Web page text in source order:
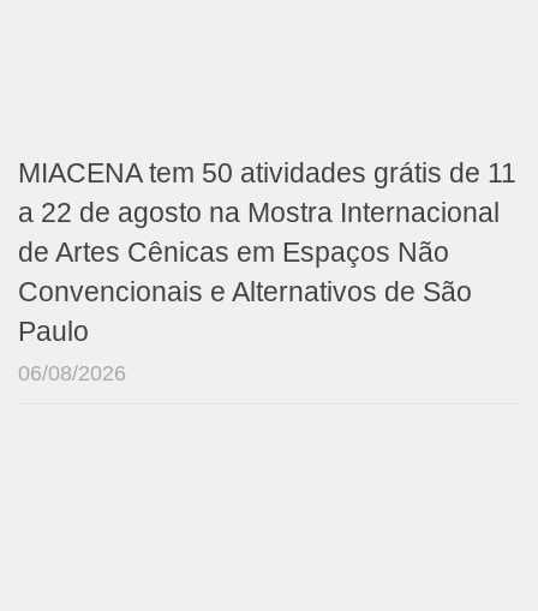
MIACENA tem 50 atividades grátis de 11
a 22 de agosto na Mostra Internacional
de Artes Cênicas em Espaços Não
Convencionais e Alternativos de São
Paulo
06/08/2026